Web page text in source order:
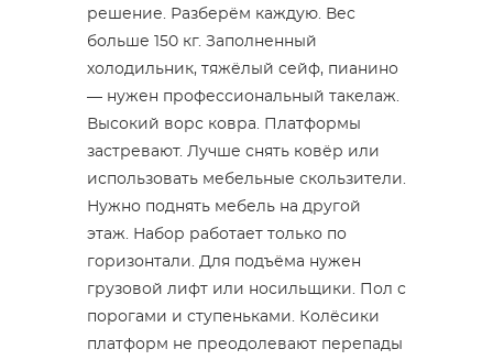
решение. Разберём каждую. Вес
больше 150 кг. Заполненный
холодильник, тяжёлый сейф, пианино
— нужен профессиональный такелаж.
Высокий ворс ковра. Платформы
застревают. Лучше снять ковёр или
использовать мебельные скользители.
Нужно поднять мебель на другой
этаж. Набор работает только по
горизонтали. Для подъёма нужен
грузовой лифт или носильщики. Пол с
порогами и ступеньками. Колёсики
платформ не преодолевают перепады